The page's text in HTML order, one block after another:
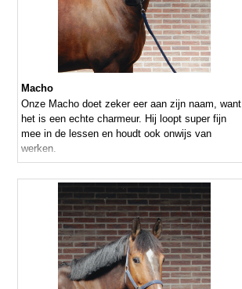
Macho
Onze Macho doet zeker eer aan zijn naam, want
het is een echte charmeur. Hij loopt super fijn
mee in de lessen en houdt ook onwijs van
werken.